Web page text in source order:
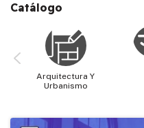
Catálogo
Arquitectura Y
Urbanismo